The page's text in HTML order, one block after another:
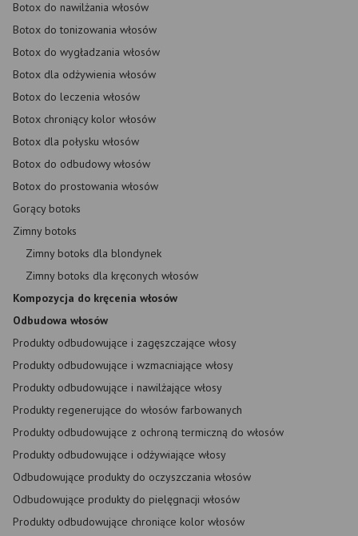
Botox do nawilżania włosów
Botox do tonizowania włosów
Botox do wygładzania włosów
Botox dla odżywienia włosów
Botox do leczenia włosów
Botox chroniący kolor włosów
Botox dla połysku włosów
Botox do odbudowy włosów
Botox do prostowania włosów
Gorący botoks
Zimny botoks
Zimny botoks dla blondynek
Zimny botoks dla kręconych włosów
Kompozycja do kręcenia włosów
Odbudowa włosów
Produkty odbudowujące i zagęszczające włosy
Produkty odbudowujące i wzmacniające włosy
Produkty odbudowujące i nawilżające włosy
Produkty regenerujące do włosów farbowanych
Produkty odbudowujące z ochroną termiczną do włosów
Produkty odbudowujące i odżywiające włosy
Odbudowujące produkty do oczyszczania włosów
Odbudowujące produkty do pielęgnacji włosów
Produkty odbudowujące chroniące kolor włosów